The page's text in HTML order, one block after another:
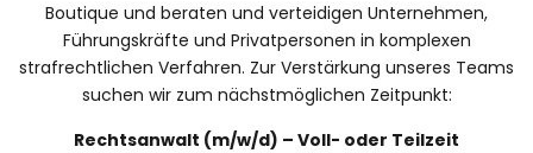
Boutique und beraten und verteidigen Unternehmen,
Führungskräfte und Privatpersonen in komplexen
strafrechtlichen Verfahren. Zur Verstärkung unseres Teams
suchen wir zum nächstmöglichen Zeitpunkt:
Rechtsanwalt (m/w/d) – Voll- oder Teilzeit